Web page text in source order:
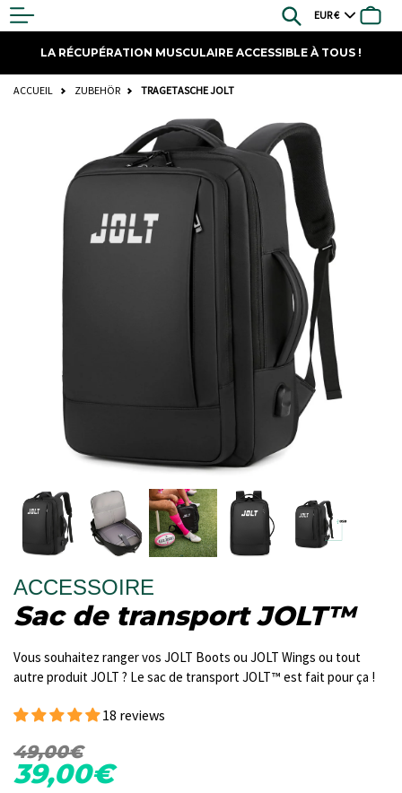
Read
the
Privacy
Policy
Zum
Inhalt
springen
SuchenWährung
LA RÉCUPÉRATION MUSCULAIRE ACCESSIBLE À TOUS !
ACCUEIL ZUBEHÖR TRAGETASCHE JOLT
ACCESSOIRE
Sac de transport JOLT™
Vous souhaitez ranger vos JOLT Boots ou JOLT Wings ou tout
autre produit JOLT ? Le sac de transport JOLT™ est fait pour ça !
18 reviews
49,00€
39,00€